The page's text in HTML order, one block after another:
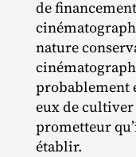
de
nature
probablement
eux de cultiver
prometteur
établir.